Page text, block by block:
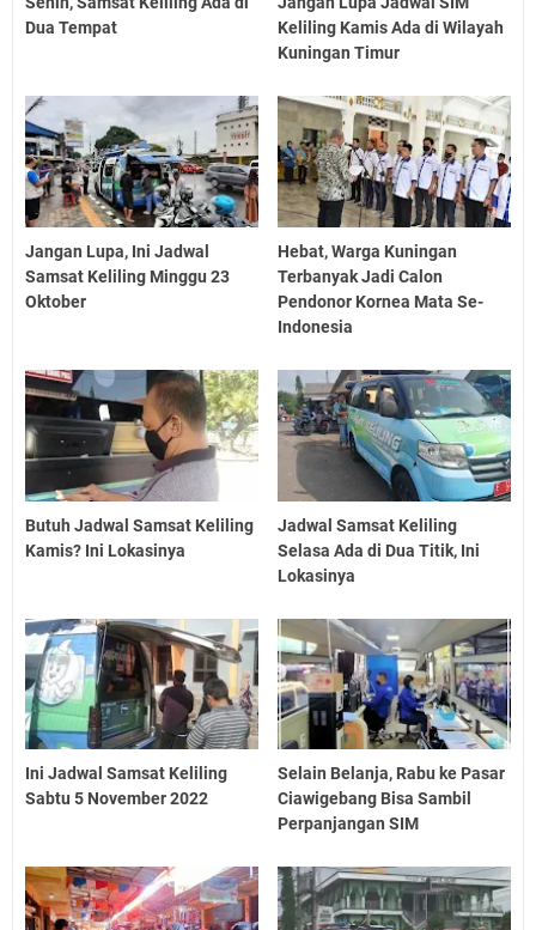
Dua Tempat
Keliling Kamis Ada di Wilayah
Kuningan Timur
Jangan Lupa, Ini Jadwal
Samsat Keliling Minggu 23
Oktober
Hebat, Warga Kuningan
Terbanyak Jadi Calon
Pendonor Kornea Mata Se-
Indonesia
Butuh Jadwal Samsat Keliling
Kamis? Ini Lokasinya
Jadwal Samsat Keliling
Selasa Ada di Dua Titik, Ini
Lokasinya
Ini Jadwal Samsat Keliling
Sabtu 5 November 2022
Selain Belanja, Rabu ke Pasar
Ciawigebang Bisa Sambil
Perpanjangan SIM